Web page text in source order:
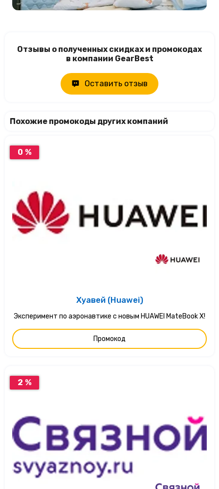
Отзывы о полученных скидках и промокодах
в компании GearBest
Оставить отзыв
Похожие промокоды других компаний
0 %
Хуавей (Huawei)
Эксперимент по аэронавтике с новым HUAWEI MateBook X!
Промокод
2 %